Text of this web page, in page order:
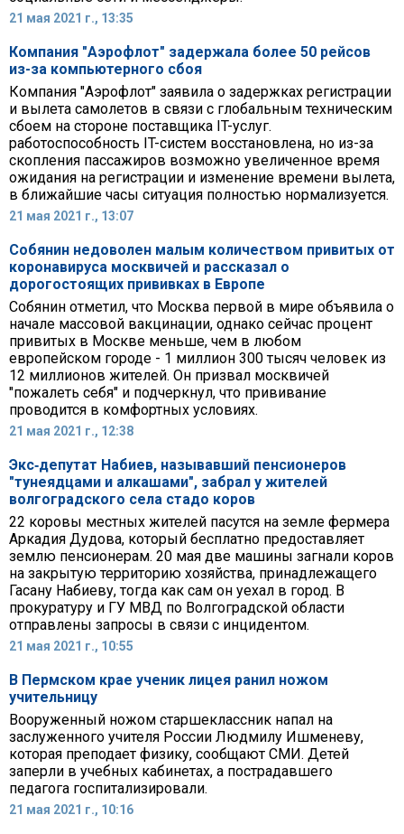
21 мая 2021 г., 13:35
Компания "Аэрофлот" задержала более 50 рейсов
из-за компьютерного сбоя
Компания "Аэрофлот" заявила о задержках регистрации
и вылета самолетов в связи с глобальным техническим
сбоем на стороне поставщика IT-услуг.
работоспособность IT-систем восстановлена, но из-за
скопления пассажиров возможно увеличенное время
ожидания на регистрации и изменение времени вылета,
в ближайшие часы ситуация полностью нормализуется.
21 мая 2021 г., 13:07
Собянин недоволен малым количеством привитых от
коронавируса москвичей и рассказал о
дорогостоящих прививках в Европе
Собянин отметил, что Москва первой в мире объявила о
начале массовой вакцинации, однако сейчас процент
привитых в Москве меньше, чем в любом
европейском городе - 1 миллион 300 тысяч человек из
12 миллионов жителей. Он призвал москвичей
"пожалеть себя" и подчеркнул, что прививание
проводится в комфортных условиях.
21 мая 2021 г., 12:38
Экс‑депутат Набиев, называвший пенсионеров
"тунеядцами и алкашами", забрал у жителей
волгоградского села стадо коров
22 коровы местных жителей пасутся на земле фермера
Аркадия Дудова, который бесплатно предоставляет
землю пенсионерам. 20 мая две машины загнали коров
на закрытую территорию хозяйства, принадлежащего
Гасану Набиеву, тогда как сам он уехал в город. В
прокуратуру и ГУ МВД по Волгоградской области
отправлены запросы в связи с инцидентом.
21 мая 2021 г., 10:55
В Пермском крае ученик лицея ранил ножом
учительницу
Вооруженный ножом старшеклассник напал на
заслуженного учителя России Людмилу Ишменеву,
которая преподает физику, сообщают СМИ. Детей
заперли в учебных кабинетах, а пострадавшего
педагога госпитализировали.
21 мая 2021 г., 10:16